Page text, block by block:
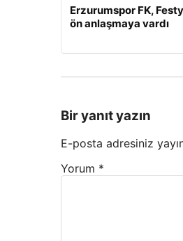
Erzurumspor FK,
ön anlaşmaya vardı
Bir yanıt yazın
E-posta adresiniz
Yorum *